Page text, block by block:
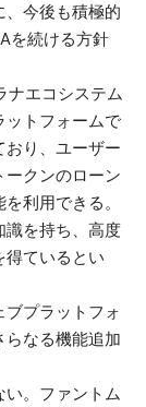
今後も積極的
を続ける方針
ナエコシステム
ットフォームで
り、ユーザー
クンのローン
利用できる。
識を持ち、高度
得ているとい
プラットフォ
なる機能追加
。ファントム